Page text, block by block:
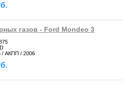
газов - Ford Mondeo 3
/ АКПП / 2006